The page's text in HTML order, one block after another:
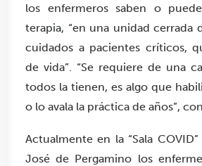
los enfermeros saben o
terapia, “en una unidad cerrada
cuidados a pacientes críticos,
de vida”. “Se requiere de una
todos la tienen, es algo que
o lo avala la práctica de años”,
Actualmente en la “Sala
José de Pergamino los